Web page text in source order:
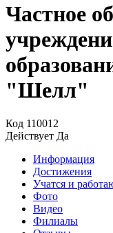
Частное
"Шелл"
Код 110012
Действует Да
Информация
Достижения
Учатся и
Фото
Видео
Филиалы